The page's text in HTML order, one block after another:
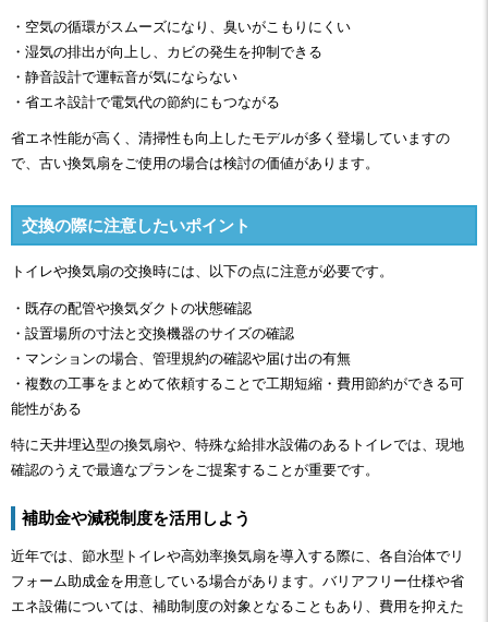
・空気の循環がスムーズになり、臭いがこもりにくい
・湿気の排出が向上し、カビの発生を抑制できる
・静音設計で運転音が気にならない
・省エネ設計で電気代の節約にもつながる
省エネ性能が高く、清掃性も向上したモデルが多く登場していますの
で、古い換気扇をご使用の場合は検討の価値があります。
交換の際に注意したいポイント
トイレや換気扇の交換時には、以下の点に注意が必要です。
・既存の配管や換気ダクトの状態確認
・設置場所の寸法と交換機器のサイズの確認
・マンションの場合、管理規約の確認や届け出の有無
・複数の工事をまとめて依頼することで工期短縮・費用節約ができる可
能性がある
特に天井埋込型の換気扇や、特殊な給排水設備のあるトイレでは、現地
確認のうえで最適なプランをご提案することが重要です。
補助金や減税制度を活用しよう
近年では、節水型トイレや高効率換気扇を導入する際に、各自治体でリ
フォーム助成金を用意している場合があります。バリアフリー仕様や省
エネ設備については、補助制度の対象となることもあり、費用を抑えた